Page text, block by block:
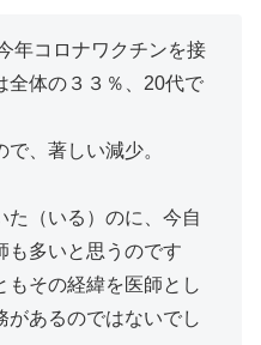
年コロナワクチンを接
全体の３３％、20代で
、著しい減少。
た（いる）のに、今自
も多いと思うのです
もその経緯を医師とし
があるのではないでし